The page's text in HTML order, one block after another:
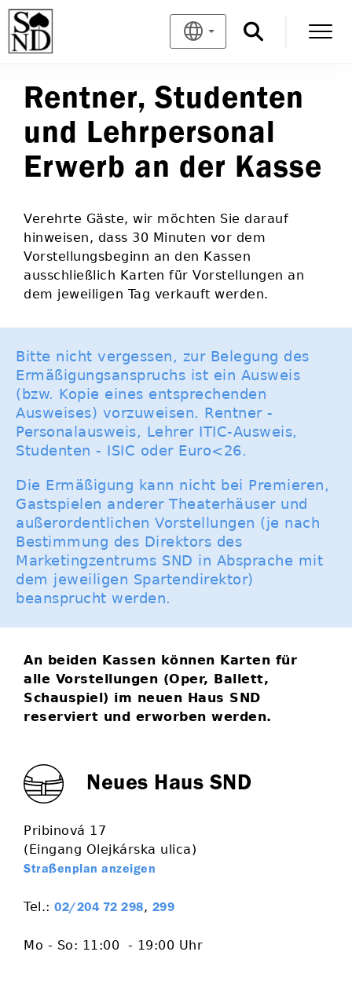
Rentner, Studenten
und Lehrpersonal
Erwerb an der Kasse
Verehrte Gäste, wir möchten Sie darauf
hinweisen, dass 30 Minuten vor dem
Vorstellungsbeginn an den Kassen
ausschließlich Karten für Vorstellungen an
dem jeweiligen Tag verkauft werden.
Bitte nicht vergessen, zur Belegung des
Ermäßigungsanspruchs ist ein Ausweis
(bzw. Kopie eines entsprechenden
Ausweises) vorzuweisen. Rentner -
Personalausweis, Lehrer ITIC-Ausweis,
Studenten - ISIC oder Euro<26.
Die Ermäßigung kann nicht bei Premieren,
Gastspielen anderer Theaterhäuser und
außerordentlichen Vorstellungen (je nach
Bestimmung des Direktors des
Marketingzentrums SND in Absprache mit
dem jeweiligen Spartendirektor)
beansprucht werden.
An beiden Kassen können Karten für
alle Vorstellungen (Oper, Ballett,
Schauspiel) im neuen Haus SND
reserviert und erworben werden.
Neues Haus SND
Pribinová 17
(Eingang Olejkárska ulica)
Straßenplan anzeigen
Tel.: 02/204 72 298, 299
Mo - So: 11:00 - 19:00 Uhr